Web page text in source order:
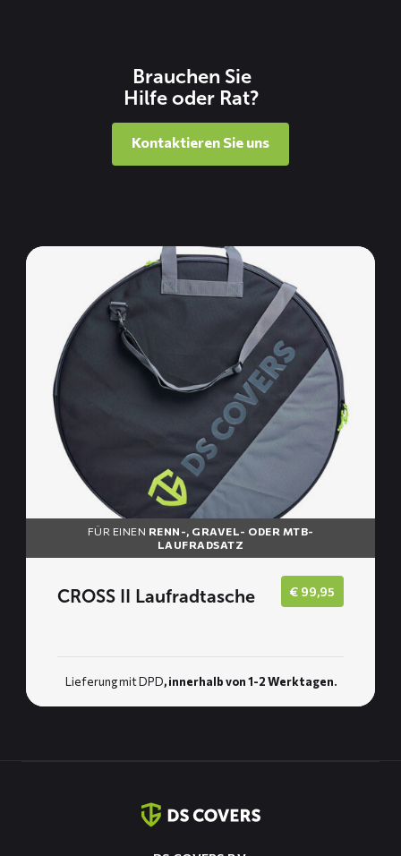
Brauchen Sie
Hilfe oder Rat?
Kontaktieren Sie uns
Mehr
Laufradtasche
FÜR EINEN RENN-, GRAVEL- ODER MTB-
LAUFRADSATZ
CROSS II Laufradtasche € 99,95
Lieferung mit DPD, innerhalb von 1-2 Werktagen.